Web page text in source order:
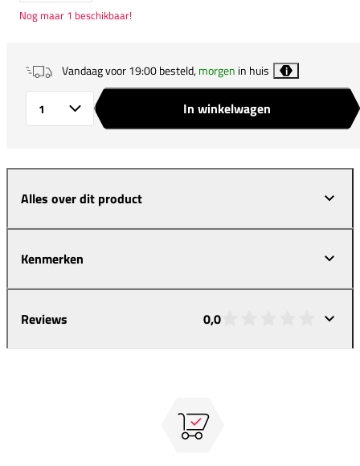
Nog maar 1 beschikbaar!
Vandaag voor 19:00 besteld,morgen in huis i
In winkelwagen
Alles over dit product
Kenmerken
Reviews 0,0